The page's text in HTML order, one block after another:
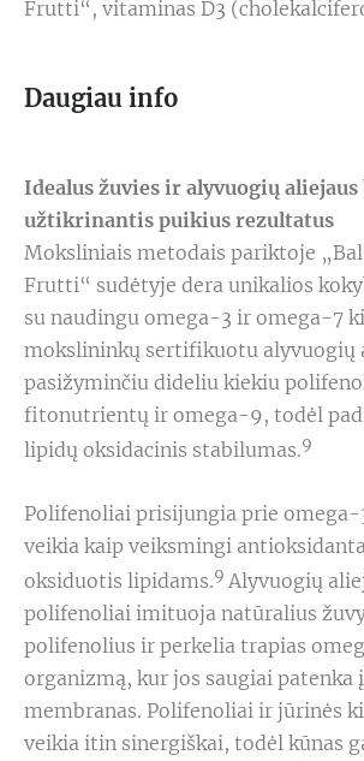
Frutti“, vitaminas D3
Daugiau info
Idealus žuvies ir alyvuogių aliejaus
užtikrinantis puikius rezultatus
Moksliniais metodais pariktoje
Frutti“ sudėtyje dera unikalios
su naudingu omega-3 ir omega-7
mokslininkų sertifikuotu alyvuogių
pasižyminčiu dideliu kiekiu
fitonutrientų ir omega-9, todėl
lipidų oksidacinis stabilumas.9
Polifenoliai prisijungia prie
veikia kaip veiksmingi
oksiduotis lipidams.9 Alyvuogių
polifenoliai imituoja natūralius
polifenolius ir perkelia trapias
organizmą, kur jos saugiai patenka
membranas. Polifenoliai ir jūrinės
veikia itin sinergiškai, todėl kūnas